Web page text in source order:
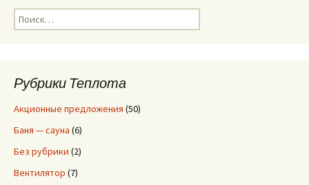
Н
а
:Рубрики Теплота
Акционные предложения (50)
Баня — сауна (6)
Без рубрики (2)
Вентилятор (7)